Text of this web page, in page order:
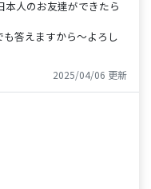
人のお友達ができたら
答えますから～よろし
2025/04/06 更新